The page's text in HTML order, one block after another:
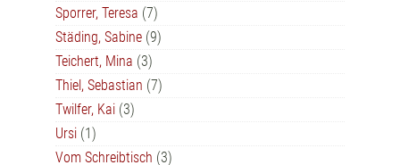
Sporrer, Teresa (7)
Städing, Sabine (9)
Teichert, Mina (3)
Thiel, Sebastian (7)
Twilfer, Kai (3)
Ursi (1)
Vom Schreibtisch (3)